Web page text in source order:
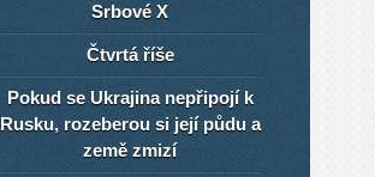
Srbové X
Čtvrtá říše
Pokud se Ukrajina nepřipojí k
Rusku, rozeberou si její půdu a
země zmizí